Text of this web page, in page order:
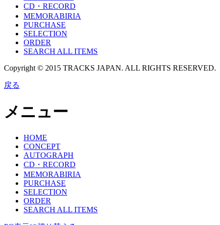
CD・RECORD
MEMORABIRIA
PURCHASE
SELECTION
ORDER
SEARCH ALL ITEMS
Copyright © 2015 TRACKS JAPAN. ALL RIGHTS RESERVED.
戻る
メニュー
HOME
CONCEPT
AUTOGRAPH
CD・RECORD
MEMORABIRIA
PURCHASE
SELECTION
ORDER
SEARCH ALL ITEMS